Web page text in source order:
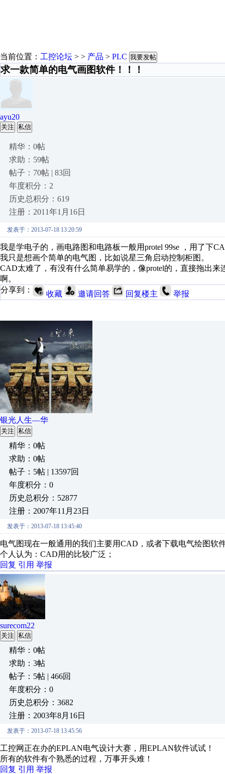
当前位置： 工控论坛 > > 产品 > PLC 我要发帖
求一款简单的电气画图软件！！！
ayu20
关注 私信
精华：0帖
求助：59帖
帖子：70帖 | 83回
年度积分：2
历史总积分：619
注册：2011年1月16日
发表于：2013-07-18 13:20:59
我是学电子的，画电路图和电路板一般用protel 99se ，用了下
我只是想画个简单的电气图，比如说星三角启动控制柜图。
CAD太难了，有没有什么简单易学的，像protel的，直接拖出
啊。
分享到：
收藏 邀请回答 回复楼主 举报
银光人生—华
关注 私信
精华：0帖
求助：0帖
帖子：5帖 | 13597回
年度积分：0
历史总积分：52877
注册：2007年11月23日
发表于：2013-07-18 13:45:40
电气图现在一般通用的我们主要用CAD，或者下载电气绘图软
个人认为：CAD用的比较广泛；
回复 引用 举报
surecom22
关注 私信
精华：0帖
求助：3帖
帖子：5帖 | 466回
年度积分：0
历史总积分：3682
注册：2003年8月16日
发表于：2013-07-18 13:45:56
工控网正在办的EPLAN电气设计大赛，用EPLAN软件试试！
所有的软件有个熟悉的过程，万事开头难！
回复 引用 举报